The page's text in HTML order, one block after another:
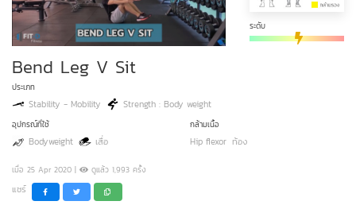
ระดับ
Bend Leg V Sit
ประเภท
Stability - Mobility Strength : Body weight
อุปกรณ์ที่ใช้
Bodyweight เสื่อ
กล้ามเนื้อ
Hip flexor ท้อง
เมื่อ 25 Apr 2020 | ดูแล้ว 1,993 ครั้ง
แชร์